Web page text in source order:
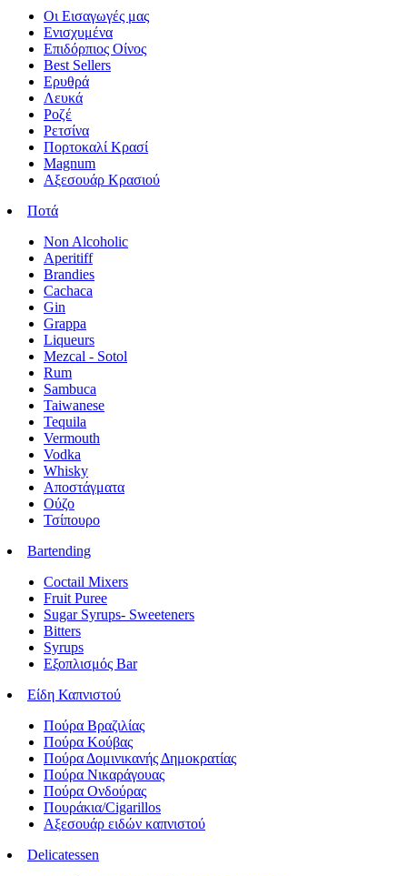
Οι Εισαγωγές μας
Ενισχυμένα
Επιδόρπιος Οίνος
Best Sellers
Ερυθρά
Λευκά
Ροζέ
Ρετσίνα
Πορτοκαλί Κρασί
Magnum
Αξεσουάρ Κρασιού
Ποτά
Non Alcoholic
Aperitiff
Brandies
Cachaca
Gin
Grappa
Liqueurs
Mezcal - Sotol
Rum
Sambuca
Taiwanese
Tequila
Vermouth
Vodka
Whisky
Αποστάγματα
Ούζο
Τσίπουρο
Bartending
Coctail Mixers
Fruit Puree
Sugar Syrups- Sweeteners
Bitters
Syrups
Εξοπλισμός Bar
Είδη Καπνιστού
Πούρα Βραζιλίας
Πούρα Κούβας
Πούρα Δομινικανής Δημοκρατίας
Πούρα Νικαράγουας
Πούρα Ονδούρας
Πουράκια/Cigarillos
Αξεσουάρ ειδών καπνιστού
Delicatessen